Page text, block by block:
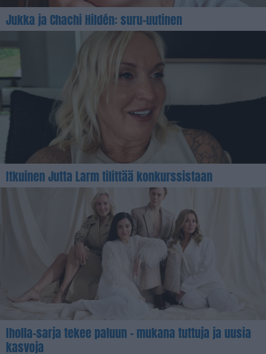
Jukka ja Chachi Hildén: suru-uutinen
Itkuinen Jutta Larm tilittää konkurssistaan
Iholla-sarja tekee paluun – mukana tuttuja ja uusia
kasvoja